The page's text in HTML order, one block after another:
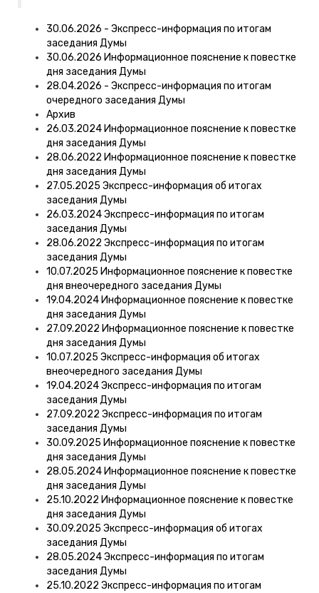
30.06.2026 - Экспресс-информация по итогам
заседания Думы
30.06.2026 Информационное пояснение к повестке
дня заседания Думы
28.04.2026 - Экспресс-информация по итогам
очередного заседания Думы
Архив
26.03.2024 Информационное пояснение к повестке
дня заседания Думы
28.06.2022 Информационное пояснение к повестке
дня заседания Думы
27.05.2025 Экспресс-информация об итогах
заседания Думы
26.03.2024 Экспресс-информация по итогам
заседания Думы
28.06.2022 Экспресс-информация по итогам
заседания Думы
10.07.2025 Информационное пояснение к повестке
дня внеочередного заседания Думы
19.04.2024 Информационное пояснение к повестке
дня заседания Думы
27.09.2022 Информационное пояснение к повестке
дня заседания Думы
10.07.2025 Экспресс-информация об итогах
внеочередного заседания Думы
19.04.2024 Экспресс-информация по итогам
заседания Думы
27.09.2022 Экспресс-информация по итогам
заседания Думы
30.09.2025 Информационное пояснение к повестке
дня заседания Думы
28.05.2024 Информационное пояснение к повестке
дня заседания Думы
25.10.2022 Информационное пояснение к повестке
дня заседания Думы
30.09.2025 Экспресс-информация об итогах
заседания Думы
28.05.2024 Экспресс-информация по итогам
заседания Думы
25.10.2022 Экспресс-информация по итогам